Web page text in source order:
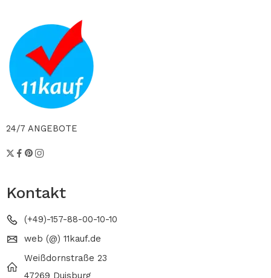
24/7 ANGEBOTE
Kontakt
(+49)-157-88-00-10-10
web (@) 11kauf.de
Weißdornstraße 23
47269 Duisburg